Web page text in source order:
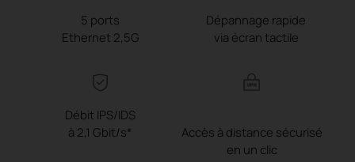
5 ports
Ethernet 2,5G
Dépannage rapide
via écran tactile
Débit IPS/IDS
à 2,1 Gbit/s*
Accès à distance sécurisé
en un clic